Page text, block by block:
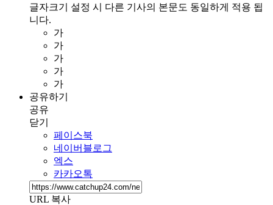
글자크기 설정 시 다른 기사의 본문도 동일하게 적용 됩
니다.
가
가
가
가
가
공유하기
공유
닫기
페이스북
네이버블로그
엑스
카카오톡
URL 복사